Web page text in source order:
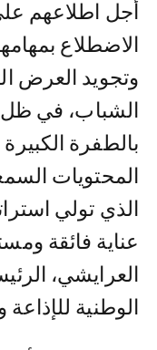
أجل اطلاعهم
الاضطلاع
وتجويد العرض
الشباب، في ظل
بالطفرة
المحتويات
الذي تولي
عناية فائقة
العرايشي،
الوطنية للإذاعة